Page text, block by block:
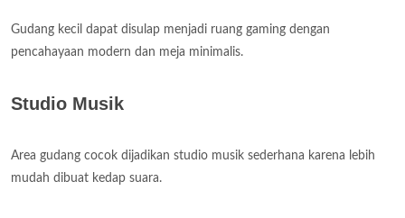
Gudang kecil dapat disulap menjadi ruang gaming dengan
pencahayaan modern dan meja minimalis.
Studio Musik
Area gudang cocok dijadikan studio musik sederhana karena lebih
mudah dibuat kedap suara.